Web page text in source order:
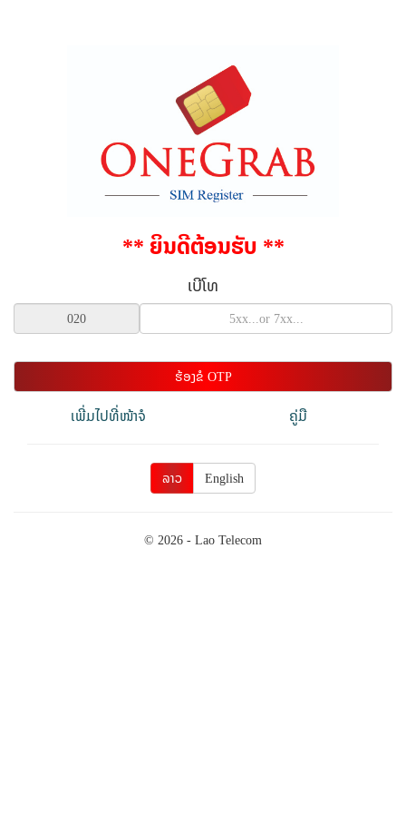
** ຍິນດີຕ້ອນຮັບ **
ເບີໂທ
ຮ້ອງຂໍ OTP
ເພີ່ມໄປທີ່ໜ້າຈໍ ຄູ່ມື
ລາວ English
© 2026 - Lao Telecom